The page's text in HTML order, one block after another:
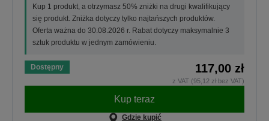
Kup 1 produkt, a otrzymasz 50% zniżki na drugi kwalifikujący
się produkt. Zniżka dotyczy tylko najtańszych produktów.
Oferta ważna do 30.08.2026 r. Rabat dotyczy maksymalnie 3
sztuk produktu w jednym zamówieniu.
Dostępny 117,00 zł
z VAT (95,12 zł bez VAT)
Kup teraz
Gdzie kupić